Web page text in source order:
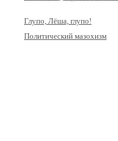
Глупо, Лёша, глупо!
Политический мазохизм